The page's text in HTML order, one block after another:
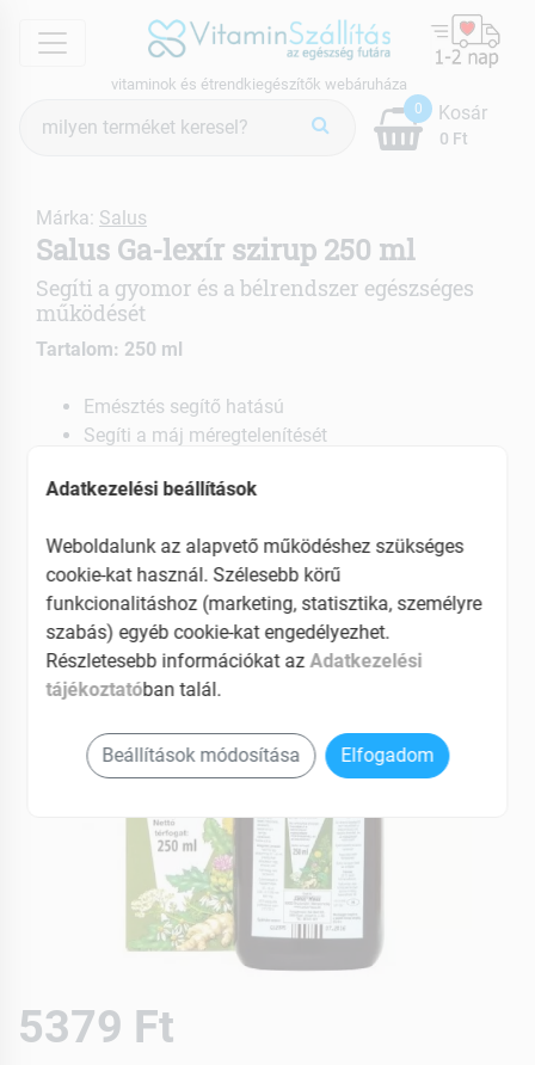
menu
vitaminok és étrendkiegészítők webáruháza
keresés
0
0 Ft
Kosár
Márka: Salus
Salus Ga-lexír szirup 250 ml
Segíti a gyomor és a bélrendszer egészséges
működését
Tartalom: 250 ml
Emésztés segítő hatású
Segíti a máj méregtelenítését
5379 Ft
Adatkezelési beállítások
Weboldalunk az alapvető működéshez szükséges
cookie-kat használ. Szélesebb körű
funkcionalitáshoz (marketing, statisztika, személyre
szabás) egyéb cookie-kat engedélyezhet.
Részletesebb információkat azAdatkezelési
tájékoztatóban talál.
Beállítások módosítása Elfogadom